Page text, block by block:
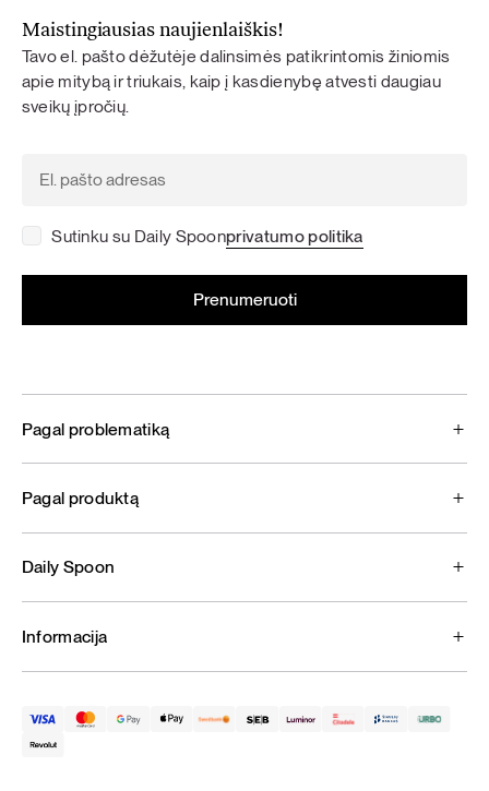
Maistingiausias naujienlaiškis!
Tavo el. pašto dėžutėje dalinsimės patikrintomis žiniomis
apie mitybą ir triukais, kaip į kasdienybę atvesti daugiau
sveikų įpročių.
Sutinku su Daily Spoonprivatumo politika
Pagal problematiką
Pagal produktą
Daily Spoon
Informacija